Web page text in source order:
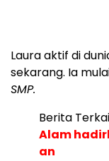
Laura aktif di
sekarang. Ia
SMP.
Berita
Alam
an